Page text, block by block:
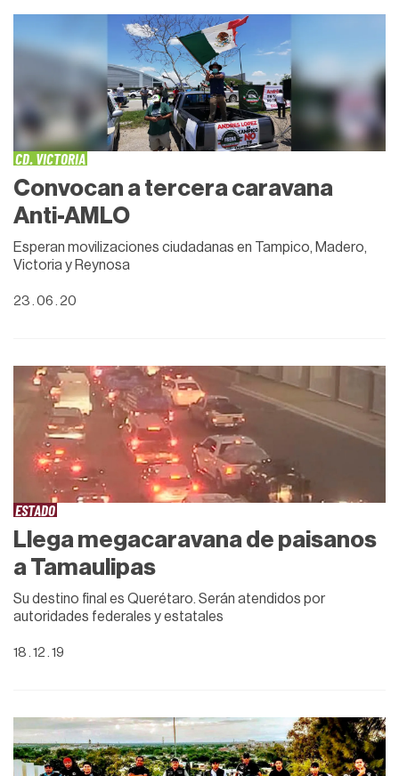
CD. VICTORIA
Convocan a tercera caravana
Anti-AMLO
Esperan movilizaciones ciudadanas en Tampico, Madero,
Victoria y Reynosa
23 . 06 . 20
ESTADO
Llega megacaravana de paisanos
a Tamaulipas
Su destino final es Querétaro. Serán atendidos por
autoridades federales y estatales
18 . 12 . 19